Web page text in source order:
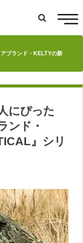
ブランド・KELTYの新
にぴった
ンド・
』シリ